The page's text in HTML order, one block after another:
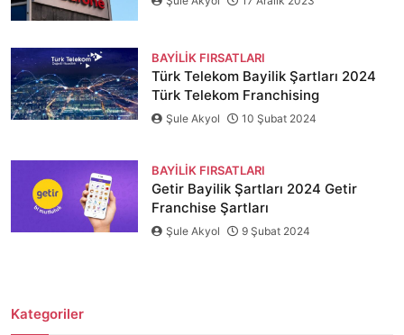
BAYILIK FIRSATLARI
Türk Telekom Bayilik Şartları 2024
Türk Telekom Franchising
Şule Akyol 10 Şubat 2024
BAYILIK FIRSATLARI
Getir Bayilik Şartları 2024 Getir
Franchise Şartları
Şule Akyol 9 Şubat 2024
Kategoriler